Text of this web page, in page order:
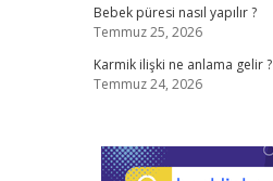
Bebek püresi nasıl yapılır ?
Temmuz 25, 2026
Karmik ilişki ne anlama gelir ?
Temmuz 24, 2026